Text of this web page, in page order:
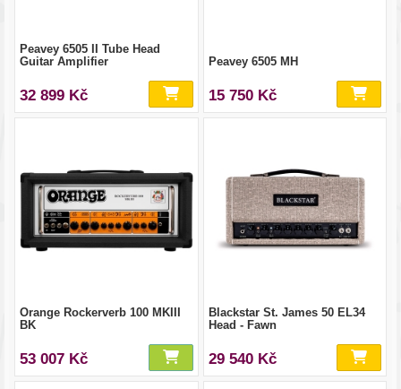
Peavey 6505 II Tube Head
Guitar Amplifier
32 899 Kč
Peavey 6505 MH
15 750 Kč
Orange Rockerverb 100 MKIII
BK
53 007 Kč
Blackstar St. James 50 EL34
Head - Fawn
29 540 Kč